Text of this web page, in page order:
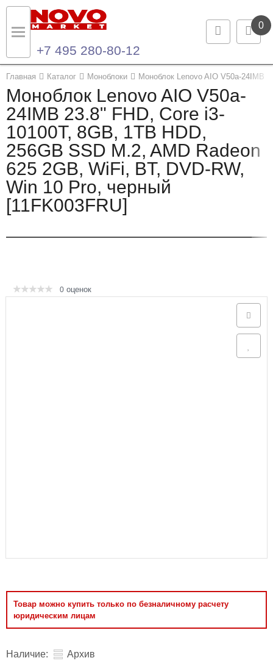
0
+7 495 280-80-12
Главная Каталог Моноблоки Моноблок Lenovo AIO V50a-24IMB
Моноблок Lenovo AIO V50a-
24IMB 23.8" FHD, Core i3-
10100T, 8GB, 1TB HDD,
256GB SSD M.2, AMD Radeon
625 2GB, WiFi, BT, DVD-RW,
Win 10 Pro, черный
[11FK003FRU]
Товар можно купить только по безналичному расчету
юридическим лицам
0 оценок
Наличие: Архив
Назад
Каталог продукции
Ноутбуки и ультрабуки
Компьютеры
Моноблоки
Серверы и СХД
Аксессуары
Назад
Контакты
Контактная информация